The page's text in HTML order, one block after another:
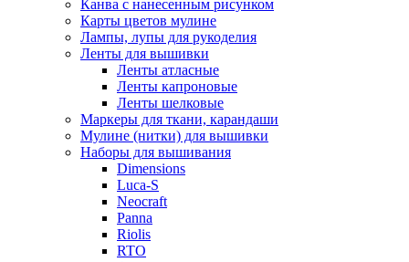
Канва с нанесенным рисунком
Карты цветов мулине
Лампы, лупы для рукоделия
Ленты для вышивки
Ленты атласные
Ленты капроновые
Ленты шелковые
Маркеры для ткани, карандаши
Мулине (нитки) для вышивки
Наборы для вышивания
Dimensions
Luca-S
Neocraft
Panna
Riolis
RTO